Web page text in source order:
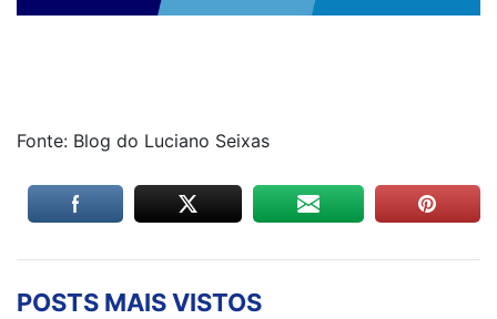
Fonte: Blog do Luciano Seixas
POSTS MAIS VISTOS